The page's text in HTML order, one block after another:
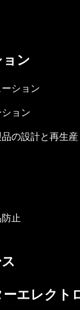
ン
ション
ョン
の設計と再生産
止
ーエレクト